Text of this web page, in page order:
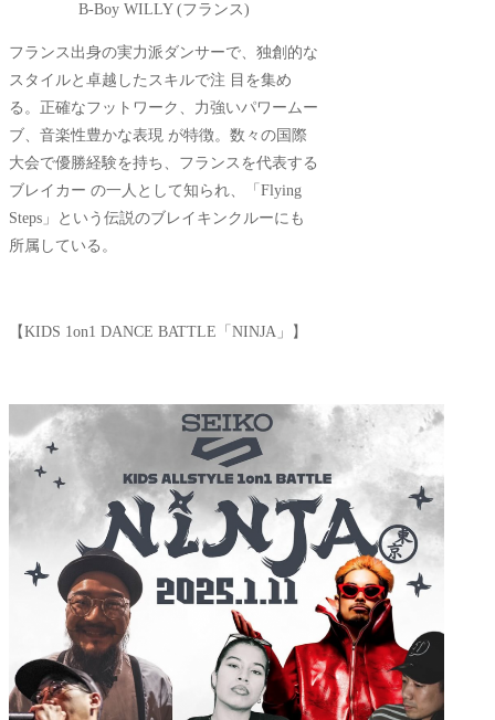
B-Boy WILLY (フランス)
フランス出身の実力派ダンサーで、独創的な
スタイルと卓越したスキルで注 目を集め
る。正確なフットワーク、力強いパワームー
ブ、音楽性豊かな表現 が特徴。数々の国際
大会で優勝経験を持ち、フランスを代表する
ブレイカー の一人として知られ、「Flying
Steps」という伝説のブレイキンクルーにも
所属している。
【KIDS 1on1 DANCE BATTLE「NINJA」】